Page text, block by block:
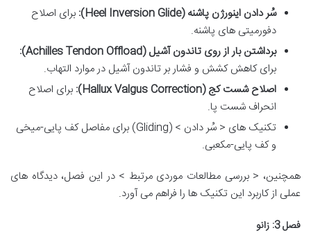
سُر دادن اینورژن پاشنه (Heel Inversion Glide):
برای اصلاح
دفورمیتی های پاشنه.
برداشتن بار از روی تاندون آشیل (Achilles Tendon Offload):
برای کاهش کشش و فشار بر تاندون آشیل در موارد التهاب.
اصلاح شست کج (Hallux Valgus Correction):
برای اصلاح
انحراف شست پا.
تکنیک های < سُر دادن > (Gliding) برای مفاصل کف پایی-میخی
و کف پایی-مکعبی.
همچنین، < بررسی مطالعات موردی مرتبط > در این فصل، دیدگاه های
عملی از کاربرد این تکنیک ها را فراهم می آورد.
فصل 3: زانو